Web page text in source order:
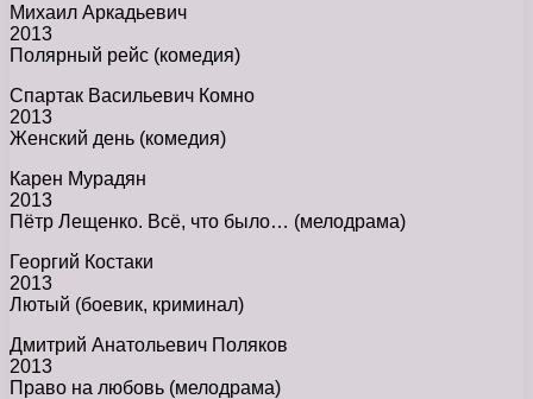
Михаил Аркадьевич
2013
Полярный рейс (комедия)
Спартак Васильевич Комно
2013
Женский день (комедия)
Карен Мурадян
2013
Пётр Лещенко. Всё, что было… (мелодрама)
Георгий Костаки
2013
Лютый (боевик, криминал)
Дмитрий Анатольевич Поляков
2013
Право на любовь (мелодрама)